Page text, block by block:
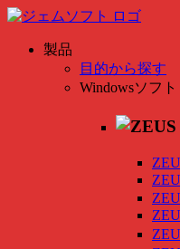
製品
目的から探す
Windowsソフト